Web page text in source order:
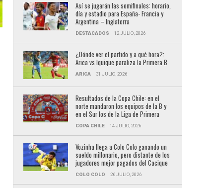
Así se jugarán las semifinales: horario,
día y estadio para España- Francia y
Argentina – Inglaterra
DESTACADOS 12 JULIO, 2026
¿Dónde ver el partido y a qué hora?:
Arica vs Iquique paraliza la Primera B
ARICA 31 JULIO, 2026
Resultados de la Copa Chile: en el
norte mandaron los equipos de la B y
en el Sur los de la Liga de Primera
COPA CHILE 14 JULIO, 2026
Vozinha llega a Colo Colo ganando un
sueldo millonario, pero distante de los
jugadores mejor pagados del Cacique
COLO COLO 26 JULIO, 2026